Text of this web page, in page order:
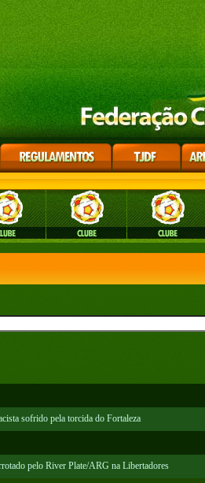
sofrido pela torcida do Fortaleza
pelo River Plate/ARG na Libertadores